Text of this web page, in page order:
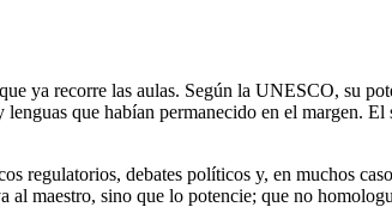
ya recorre las aulas. Según la UNESCO, su
que habían permanecido en el margen.
regulatorios, debates políticos y, en muchos
maestro, sino que lo potencie; que no